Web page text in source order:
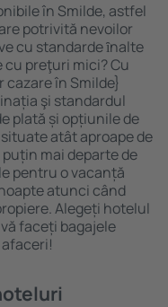
în Smilde, astfel
potrivită nevoilor
cu standarde ȋnalte
preţuri mici? Cu
în Smilde}
şi standardul
plată și opțiunile de
atât aproape de
mai departe de
pentru o vacanță
atunci când
Alegeți hotelul
faceți bagajele